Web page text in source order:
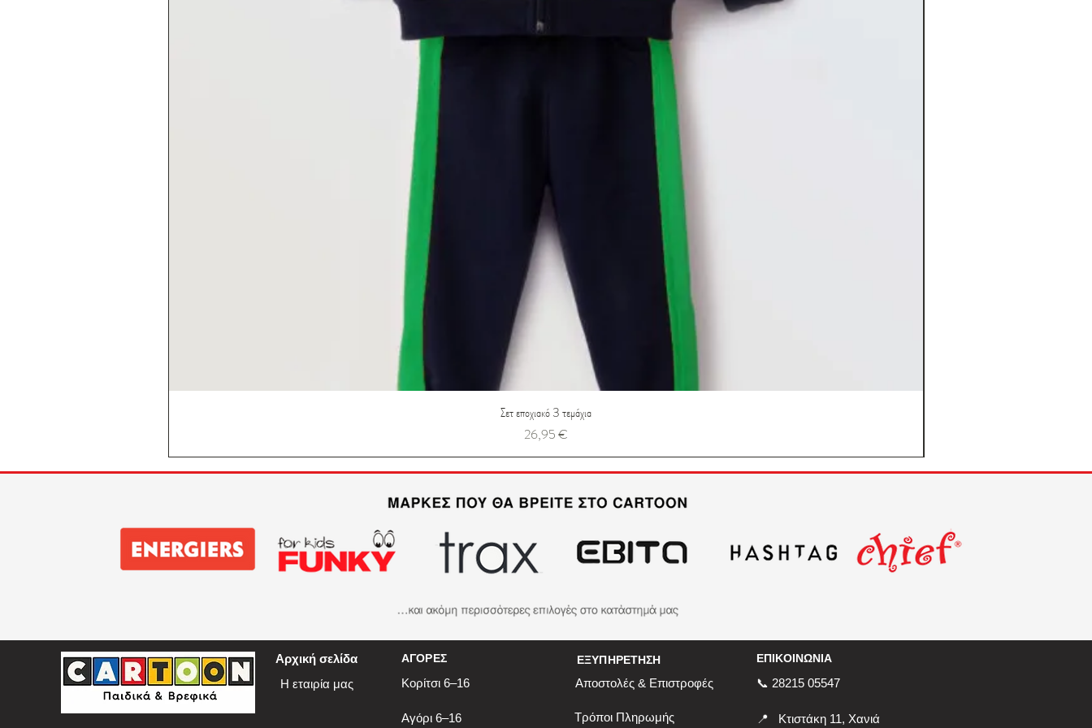
Σετ εποχιακό 3 τεμάχια
Τιμή
26,95 €
Αρχική σελίδα
Η εταιρία μας
ΑΓΟΡΕΣ
Κορίτσι 6–16
Αγόρι 6–16
ΕΞΥΠΗΡΕΤΗΣΗ
Αποστολές & Επιστροφές
Τρόποι Πληρωμής
ΕΠΙΚΟΙΝΩΝΙΑ
📞 28215 05547
📍 Κτιστάκη 11, Χανιά